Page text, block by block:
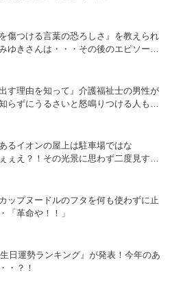
傷つける言葉の恐ろしさ』を教えられ
ゆきさんは・・・その後のエピソード
す理由を知って』介護福祉士の男性が
らずにうるさいと怒鳴りつける人もい
るイオンの屋上は駐車場ではな
ぇえ？！その光景に思わず二度見す
ップヌードルのフタを何も使わずに止
「革命や！！」
生日運勢ランキング』が発表！今年のあ
・？！